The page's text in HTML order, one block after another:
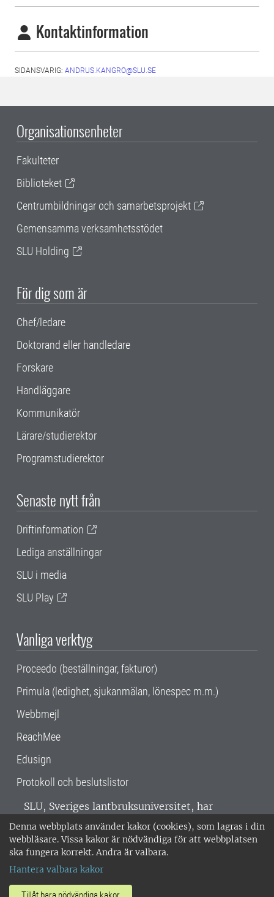
Denna webbplats använder kakor (cookies), som lagras i din
webbläsare. Vissa kakor är nödvändiga för att webbplatsen
ska fungera korrekt. Andra är valbara.
Hantera valbara kakor
Kontaktinformation
SIDANSVARIG: ANDRUS.KANGRO@SLU.SE
Organisationsenheter
Fakulteter
Biblioteket
Centrumbildningar och samarbetsprojekt
Gemensamma verksamhetsstödet
SLU Holding
För dig som är
Chef/ledare
Doktorand eller handledare
Forskare
Handläggare
Kommunikatör
Lärare/studierektor
Programstudierektor
Senaste nytt från
Driftinformation
Lediga anställningar
SLU i media
SLU Play
Vanliga verktyg
Proceedo (beställningar, fakturor)
Primula (ledighet, sjukanmälan, lönespec m.m.)
Webbmejl
ReachMee
Edusign
Protokoll och beslutslistor
SLU, Sveriges lantbruksuniversitet, har
verksamhet över hela Sverige. Huvudorter är
Alnarp, Uppsala och Umeå.SLU är
miljöcertifierat enligt ISO 14001. •
018-67 10 00 • Org nr: 202100-2817 •
Om SLU:s webbplatser